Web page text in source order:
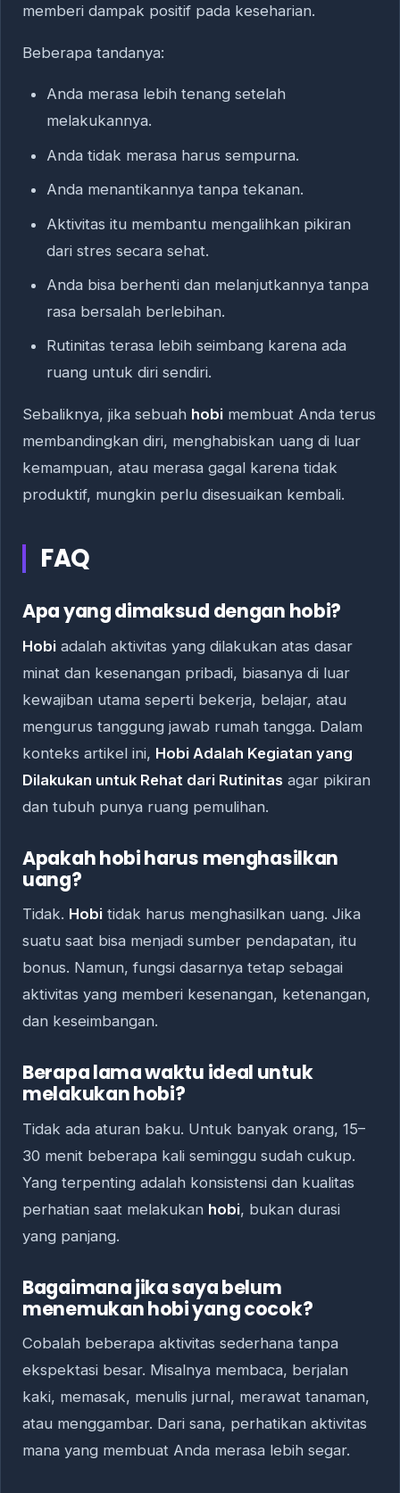
memberi dampak positif pada keseharian.
Beberapa tandanya:
Anda merasa lebih tenang setelah
melakukannya.
Anda tidak merasa harus sempurna.
Anda menantikannya tanpa tekanan.
Aktivitas itu membantu mengalihkan pikiran
dari stres secara sehat.
Anda bisa berhenti dan melanjutkannya tanpa
rasa bersalah berlebihan.
Rutinitas terasa lebih seimbang karena ada
ruang untuk diri sendiri.
Sebaliknya, jika sebuah hobi membuat Anda terus
membandingkan diri, menghabiskan uang di luar
kemampuan, atau merasa gagal karena tidak
produktif, mungkin perlu disesuaikan kembali.
FAQ
Apa yang dimaksud dengan hobi?
Hobi adalah aktivitas yang dilakukan atas dasar
minat dan kesenangan pribadi, biasanya di luar
kewajiban utama seperti bekerja, belajar, atau
mengurus tanggung jawab rumah tangga. Dalam
konteks artikel ini, Hobi Adalah Kegiatan yang
Dilakukan untuk Rehat dari Rutinitas agar pikiran
dan tubuh punya ruang pemulihan.
Apakah hobi harus menghasilkan
uang?
Tidak. Hobi tidak harus menghasilkan uang. Jika
suatu saat bisa menjadi sumber pendapatan, itu
bonus. Namun, fungsi dasarnya tetap sebagai
aktivitas yang memberi kesenangan, ketenangan,
dan keseimbangan.
Berapa lama waktu ideal untuk
melakukan hobi?
Tidak ada aturan baku. Untuk banyak orang, 15–
30 menit beberapa kali seminggu sudah cukup.
Yang terpenting adalah konsistensi dan kualitas
perhatian saat melakukan hobi, bukan durasi
yang panjang.
Bagaimana jika saya belum
menemukan hobi yang cocok?
Cobalah beberapa aktivitas sederhana tanpa
ekspektasi besar. Misalnya membaca, berjalan
kaki, memasak, menulis jurnal, merawat tanaman,
atau menggambar. Dari sana, perhatikan aktivitas
mana yang membuat Anda merasa lebih segar.